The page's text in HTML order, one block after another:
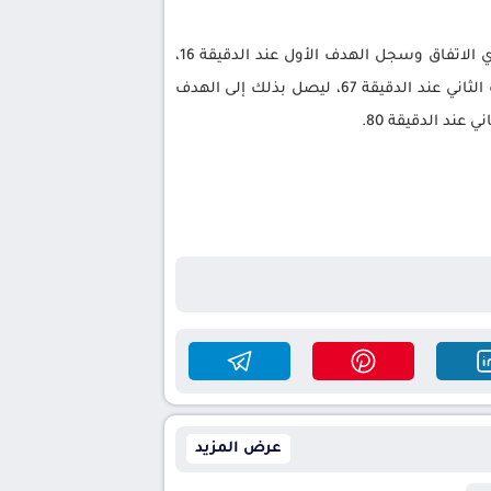
ى هذا الموسم بالتعادل أمام الاتفاق. افتتح فينالدوم التسجيل لنادي الاتفاق وسجل الهدف الأول عند الدقيقة 16،
بينما أدرك النصر هدف التعادل عن طريق جواو فيليكس في الدقيقة 47. منح رونالدو التقدم لنادي النصر وسجل الهدف الثاني عند الدقيقة 67، ليصل بذلك إلى الهدف
عرض المزيد